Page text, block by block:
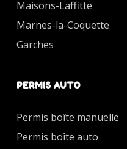
Maisons-Laffitte
Marnes-la-Coquette
Garches
PERMIS AUTO
Permis boîte manuelle
Permis boîte auto